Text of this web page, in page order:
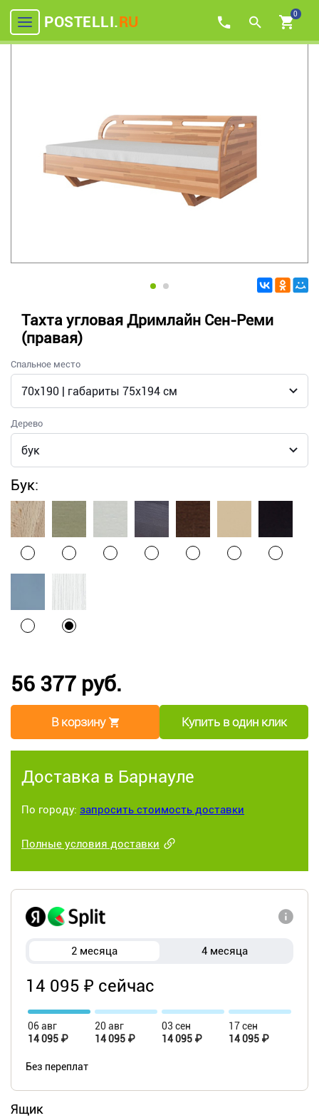
POSTELLI.RU 0
Тахта угловая Дримлайн Сен-Реми
(правая)
Спальное место
Дерево
Бук:
56 377 руб.
В корзину Купить в один клик
Доставка в Барнауле
По городу: запросить стоимость доставки
Полные условия доставки
2 месяца 4 месяца
14 095 ₽ сейчас
06 авг
14 095 ₽
20 авг
14 095 ₽
03 сен
14 095 ₽
17 сен
14 095 ₽
Без переплат
Ящик